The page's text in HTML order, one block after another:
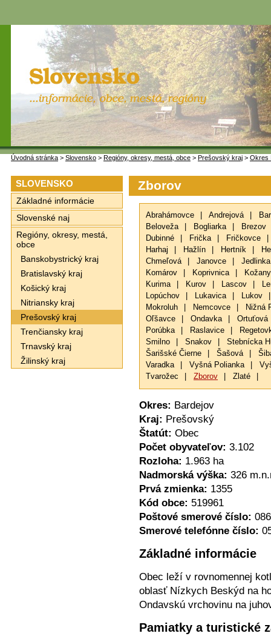
Úvodná stránka > Slovensko > Regióny, okresy, mestá, obce > Prešovský kraj > Okres
SLOVENSKO
Základné informácie
Slovenské naj
Regióny, okresy, mestá,
obce
Banskobystrický kraj
Bratislavský kraj
Košický kraj
Nitriansky kraj
Prešovský kraj
Trenčiansky kraj
Trnavský kraj
Žilinský kraj
Zborov
Abrahámovce Andrejová
Beloveža
Bogliarka
Brezov
Dubinné
Frička Fričkovce
Harhaj
Hažlín Hertník
Chmeľová
Janovce
Jedlinka
Komárov
Koprivnica
Kožany
Kurima
Kurov Lascov
Lopúchov
Lukavica Lukov
Mokroluh
Nemcovce
Nižná
Oľšavce
Ondavka
Ortuťová
Porúbka
Raslavice
Smilno
Snakov
Stebnícka
Šarišské Čierne
Šašová
Varadka
Vyšná Polianka
Tvarožec
Zborov Zlaté
Okres: Bardejov
Kraj: Prešovský
Štatút: Obec
Počet obyvateľov: 3.102
Rozloha: 1.963 ha
Nadmorská výška: 326
Prvá zmienka: 1355
Kód obce: 519961
Poštové smerové číslo:
Smerové telefónne číslo:
Základné informácie
Obec leží v rovnomennej
oblasť Nízkych Beskýd na
Ondavskú vrchovinu na
Pamiatky a turistické